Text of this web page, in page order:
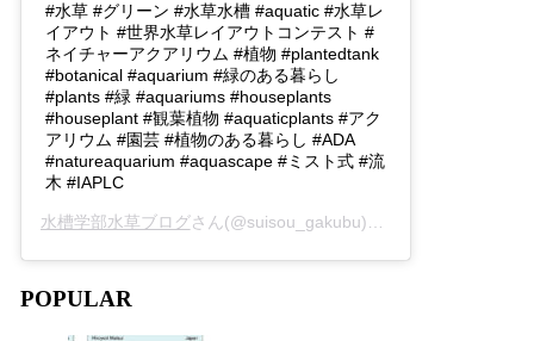
#水草 #グリーン #水草水槽 #aquatic #水草レ
イアウト #世界水草レイアウトコンテスト #
ネイチャーアクアリウム #植物 #plantedtank
#botanical #aquarium #緑のある暮らし
#plants #緑 #aquariums #houseplants
#houseplant #観葉植物 #aquaticplants #アク
アリウム #園芸 #植物のある暮らし #ADA
#natureaquarium #aquascape #ミスト式 #流
木 #IAPLC
水槽学部水草ブログさん(@suisou_gakubu)がシェアした投稿 -
POPULAR